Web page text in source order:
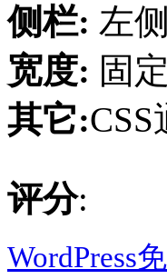
侧栏: 左
宽度: 固
其它:
评分:
WordPress